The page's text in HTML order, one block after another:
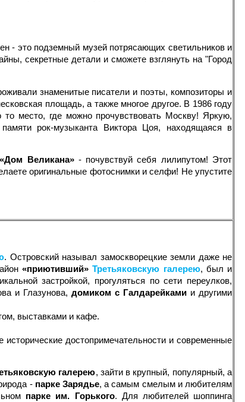
- это подземный музей потрясающих светильников и
секретные детали и сможете взглянуть на "Город
знаменитые писатели и поэты, композиторы и
площадь, а также многое другое. В 1986 году
место, где можно прочувствовать Москву! Яркую,
рок-музыканта Виктора Цоя, находящаяся в
Великана»- почувствуй себя лилипутом! Этот
оригинальные фотоснимки и селфи! Не упустите
. Островский называл замоскворецкие земли даже не
«приютивший»Третьяковскую галерею, был и
застройкой, прогуляться по сети переулков,
и Глазунова, домиком с Галдарейками и другими
выставками и кафе.
достопримечательности и современные
галерею, зайти в крупный, популярный, а
- парке Зарядье, а самым смелым и любителям
парке им. Горького. Для любителей шоппинга